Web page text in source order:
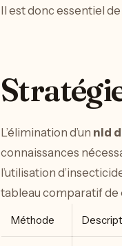
Il est donc essentiel
L’élimination d’un nid
connaissances
l’utilisation
tableau comparatif de
Méthode